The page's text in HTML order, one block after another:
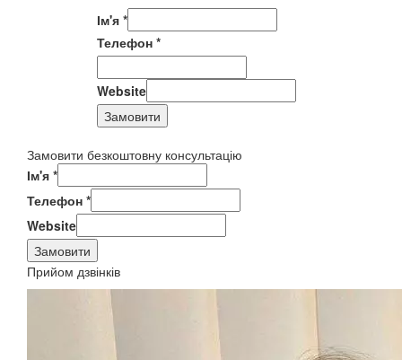
Ім'я *
Телефон *
Website
Замовити
Замовити безкоштовну консультацію
Ім'я *
Телефон *
Website
Замовити
Прийом дзвінків